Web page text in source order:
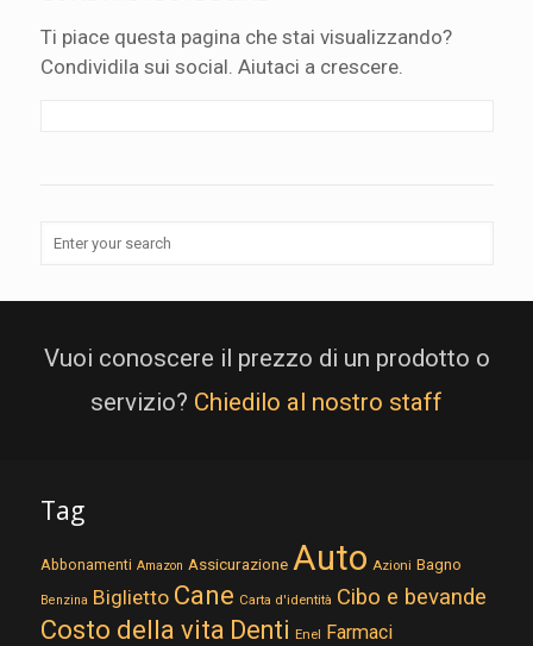
Ti piace questa pagina che stai visualizzando?
Condividila sui social. Aiutaci a crescere.
Vuoi conoscere il prezzo di un prodotto o
servizio? Chiedilo al nostro staff
Tag
Abbonamenti Amazon Assicurazione Auto Azioni Bagno
Benzina Biglietto Cane Carta d'identità Cibo e bevande
Costo della vita Denti Enel Farmaci